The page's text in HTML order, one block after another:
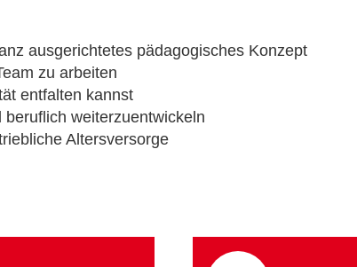
ausgerichtetes pädagogisches Konzept
zu arbeiten
entfalten kannst
weiterzuentwickeln
Altersversorge